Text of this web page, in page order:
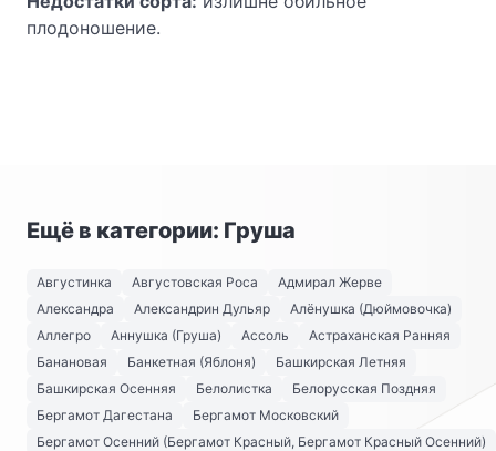
плодоношение.
Ещё в категории: Груша
Августинка Августовская Роса
Адмирал Жерве
Александра
Александрин Дульяр
Алёнушка (Дюймовочка)
Аллегро
Аннушка (Груша) Ассоль
Астраханская Ранняя
Банановая
Банкетная (Яблоня)
Башкирская Летняя
Башкирская Осенняя
Белолистка
Белорусская Поздняя
Бергамот Дагестана
Бергамот Московский
Бергамот Осенний (Бергамот Красный, Бергамот Красный Осенний)